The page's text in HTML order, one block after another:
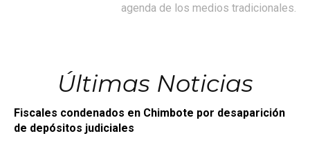
agenda de los medios tradicionales.
Últimas Noticias
Fiscales condenados en Chimbote por desaparición
de depósitos judiciales